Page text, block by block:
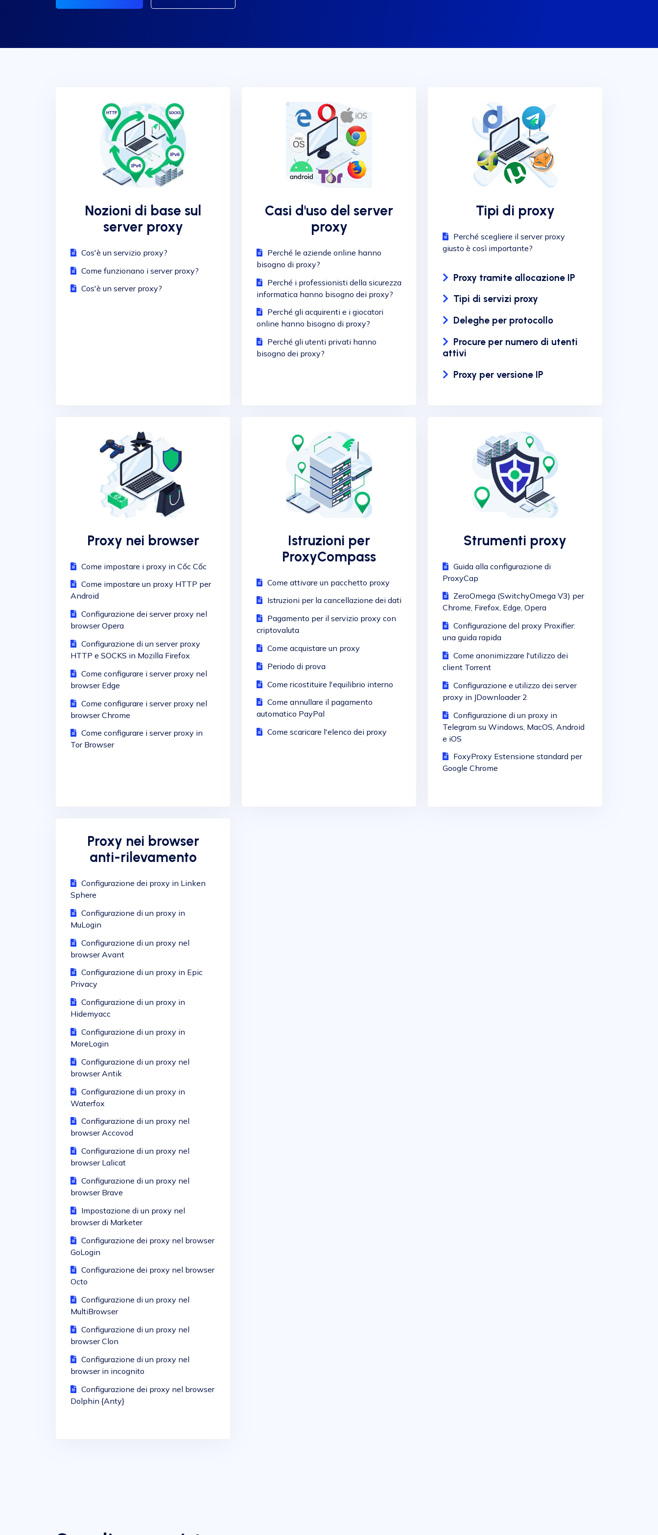
Nozioni di base sul
server proxy
Cos'è un servizio proxy?
Come funzionano i server proxy?
Cos'è un server proxy?
Casi d'uso del server
proxy
Perché le aziende online hanno
bisogno di proxy?
Perché i professionisti della sicurezza
informatica hanno bisogno dei proxy?
Perché gli acquirenti e i giocatori
online hanno bisogno di proxy?
Perché gli utenti privati hanno
bisogno dei proxy?
Tipi di proxy
Perché scegliere il server proxy
giusto è così importante?
Proxy tramite allocazione IP
Tipi di servizi proxy
Deleghe per protocollo
Procure per numero di utenti
attivi
Proxy per versione IP
Proxy nei browser
Come impostare i proxy in Cốc Cốc
Come impostare un proxy HTTP per
Android
Configurazione dei server proxy nel
browser Opera
Configurazione di un server proxy
HTTP e SOCKS in Mozilla Firefox
Come configurare i server proxy nel
browser Edge
Come configurare i server proxy nel
browser Chrome
Come configurare i server proxy in
Tor Browser
Istruzioni per
ProxyCompass
Come attivare un pacchetto proxy
Istruzioni per la cancellazione dei dati
Pagamento per il servizio proxy con
criptovaluta
Come acquistare un proxy
Periodo di prova
Come ricostituire l'equilibrio interno
Come annullare il pagamento
automatico PayPal
Come scaricare l'elenco dei proxy
Strumenti proxy
Guida alla configurazione di
ProxyCap
ZeroOmega (SwitchyOmega V3) per
Chrome, Firefox, Edge, Opera
Configurazione del proxy Proxifier:
una guida rapida
Come anonimizzare l'utilizzo dei
client Torrent
Configurazione e utilizzo dei server
proxy in JDownloader 2
Configurazione di un proxy in
Telegram su Windows, MacOS, Android
e iOS
FoxyProxy Estensione standard per
Google Chrome
Proxy nei browser
anti-rilevamento
Configurazione dei proxy in Linken
Sphere
Configurazione di un proxy in
MuLogin
Configurazione di un proxy nel
browser Avant
Configurazione di un proxy in Epic
Privacy
Configurazione di un proxy in
Hidemyacc
Configurazione di un proxy in
MoreLogin
Configurazione di un proxy nel
browser Antik
Configurazione di un proxy in
Waterfox
Configurazione di un proxy nel
browser Accovod
Configurazione di un proxy nel
browser Lalicat
Configurazione di un proxy nel
browser Brave
Impostazione di un proxy nel
browser di Marketer
Configurazione dei proxy nel browser
GoLogin
Configurazione dei proxy nel browser
Octo
Configurazione di un proxy nel
MultiBrowser
Configurazione di un proxy nel
browser Clon
Configurazione di un proxy nel
browser in incognito
Configurazione dei proxy nel browser
Dolphin {Anty}